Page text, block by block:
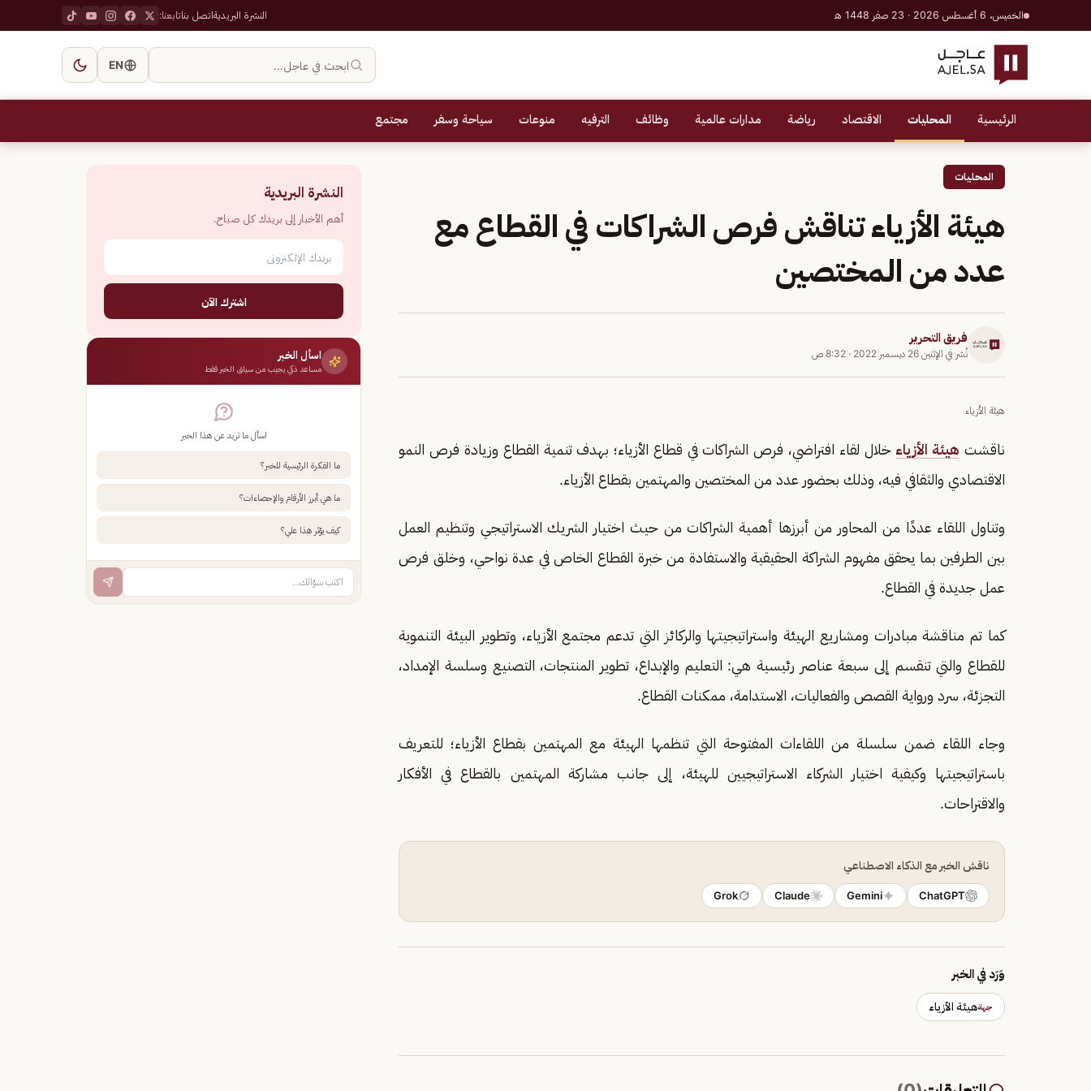
الخميس، 6 أغسطس 2026 · 23 صفر 1448 هـ النشرة البريديةاتصل بناتابعنا:
ابحث في عاجل… EN
الرئيسية المحليات الاقتصاد رياضة مدارات عالمية وظائف الترفيه منوعات سياحة وسفر مجتمع
المحليات
هيئة الأزياء تناقش فرص الشراكات في القطاع مع
عدد من المختصين
فريق التحرير
نُشر في الإثنين 26 ديسمبر 2022 · 8:32 ص
هيئة الأزياء
ناقشت هيئة الأزياء خلال لقاء افتراضي، فرص الشراكات في قطاع الأزياء؛ بهدف تنمية القطاع وزيادة فرص النمو
الاقتصادي والثقافي فيه، وذلك بحضور عدد من المختصين والمهتمين بقطاع الأزياء.
وتناول اللقاء عددًا من المحاور من أبرزها أهمية الشراكات من حيث اختيار الشريك الاستراتيجي وتنظيم العمل
بين الطرفين بما يحقق مفهوم الشراكة الحقيقية والاستفادة من خبرة القطاع الخاص في عدة نواحي، وخلق فرص
عمل جديدة في القطاع.
كما تم مناقشة مبادرات ومشاريع الهيئة واستراتيجيتها والركائز التي تدعم مجتمع الأزياء، وتطوير البيئة التنموية
للقطاع والتي تنقسم إلى سبعة عناصر رئيسية هي: التعليم والإبداع، تطوير المنتجات، التصنيع وسلسة الإمداد،
التجزئة، سرد ورواية القصص والفعاليات، الاستدامة، ممكنات القطاع.
وجاء اللقاء ضمن سلسلة من اللقاءات المفتوحة التي تنظمها الهيئة مع المهتمين بقطاع الأزياء؛ للتعريف
باستراتيجيتها وكيفية اختيار الشركاء الاستراتيجيين للهيئة، إلى جانب مشاركة المهتمين بالقطاع في الأفكار
والاقتراحات.
ناقش الخبر مع الذكاء الاصطناعي
ChatGPT
Gemini
Claude
Grok
وَرَد في الخبر
جهةهيئة الأزياء
النشرة البريدية
أهم الأخبار إلى بريدك كل صباح.
اشترك الآن
اسأل الخبر
مساعد ذكي يجيب من سياق الخبر فقط
اسأل ما تريد عن هذا الخبر
ما الفكرة الرئيسية للخبر؟
ما هي أبرز الأرقام والإحصاءات؟
كيف يؤثر هذا علي؟